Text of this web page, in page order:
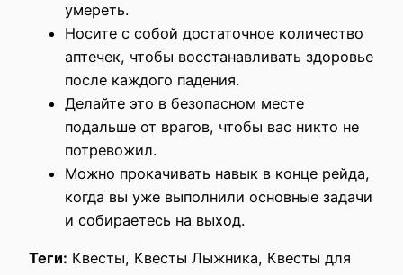
умереть.
Носите с собой достаточное количество
аптечек, чтобы восстанавливать здоровье
после каждого падения.
Делайте это в безопасном месте
подальше от врагов, чтобы вас никто не
потревожил.
Можно прокачивать навык в конце рейда,
когда вы уже выполнили основные задачи
и собираетесь на выход.
Теги: Квесты, Квесты Лыжника, Квесты для